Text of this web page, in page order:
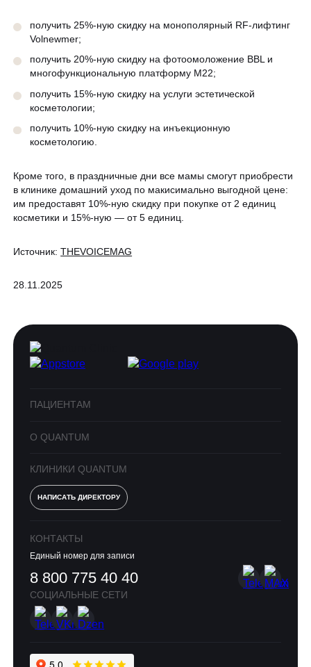
получить 25%-ную скидку на монополярный RF-лифтинг
Volnewmer;
получить 20%-ную скидку на фотоомоложение BBL и
многофункциональную платформу М22;
получить 15%-ную скидку на услуги эстетической
косметологии;
получить 10%-ную скидку на инъекционную
косметологию.
Кроме того, в праздничные дни все мамы смогут приобрести
в клинике домашний уход по макисимально выгодной цене:
им предоставят 10%-ную скидку при покупке от 2 единиц
косметики и 15%-ную — от 5 единиц.
Источник:THEVOICEMAG
28.11.2025
ПАЦИЕНТАМ
О QUANTUM
КЛИНИКИ QUANTUM
НАПИСАТЬ ДИРЕКТОРУ
КОНТАКТЫ
Единый номер для записи
8 800 775 40 40
СОЦИАЛЬНЫЕ СЕТИ